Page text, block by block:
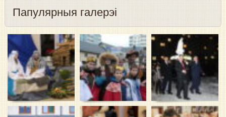
Папулярныя галерэі